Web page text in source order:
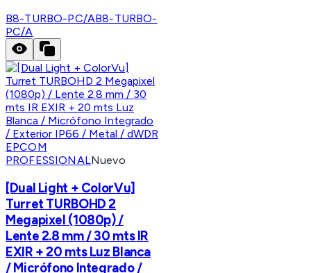
B8-TURBO-PC/AB8-TURBO-
PC/A
EPCOM
PROFESSIONALNuevo
[Dual Light + ColorVu]
Turret TURBOHD 2
Megapixel (1080p) /
Lente 2.8 mm / 30 mts IR
EXIR + 20 mts Luz Blanca
/ Micrófono Integrado /